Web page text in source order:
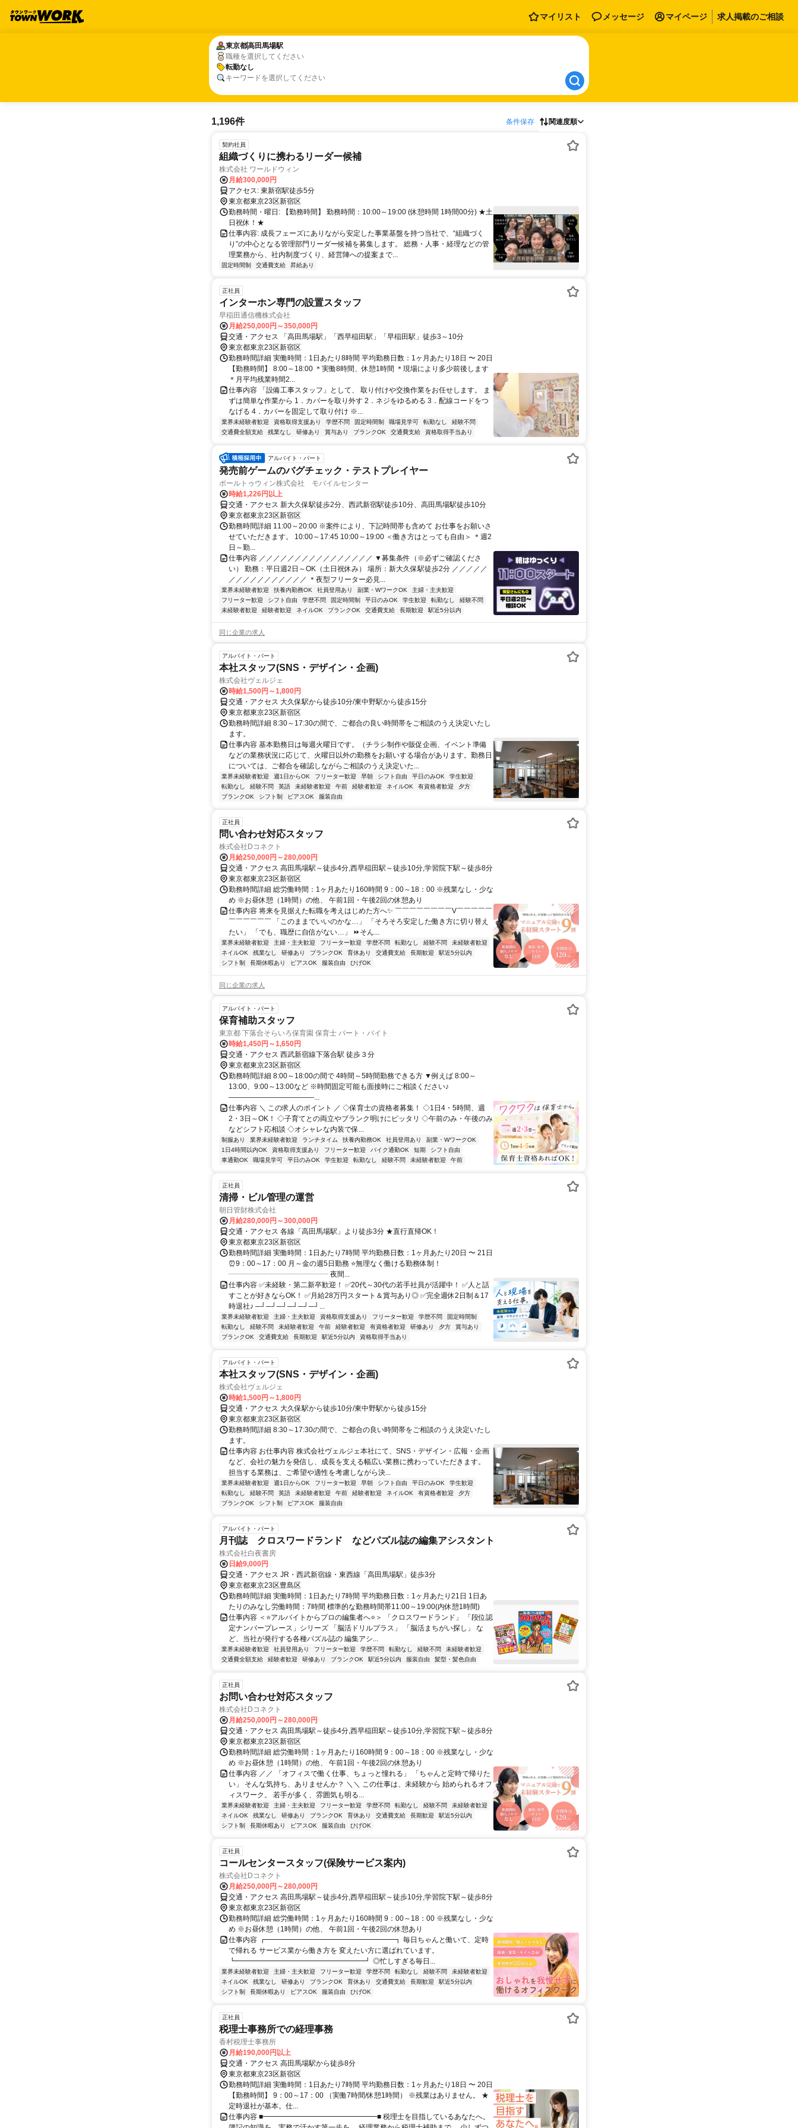
マイリスト メッセージ マイページ 求人掲載のご相談
東京都高田馬場駅
職種を選択してください
転勤なし
キーワードを選択してください
東京都高田馬場駅
転勤なし
1,196件 条件保存 関連度順
契約社員
組織づくりに携わるリーダー候補
株式会社 ワールドウィン
月給300,000円
アクセス: 東新宿駅徒歩5分
東京都東京23区新宿区
勤務時間・曜日: 【勤務時間】 勤務時間：10:00～19:00 (休憩時間 1時間00分) ★土
日祝休！★
仕事内容: 成長フェーズにありながら安定した事業基盤を持つ当社で、“組織づく
り”の中心となる管理部門リーダー候補を募集します。 総務・人事・経理などの管
理業務から、社内制度づくり、経営陣への提案まで...
固定時間制 交通費支給 昇給あり
正社員
インターホン専門の設置スタッフ
早稲田通信機株式会社
月給250,000円～350,000円
交通・アクセス 「高田馬場駅」「西早稲田駅」「早稲田駅」徒歩3～10分
東京都東京23区新宿区
勤務時間詳細 実働時間：1日あたり8時間 平均勤務日数：1ヶ月あたり18日 〜 20日
【勤務時間】 8:00～18:00 ＊実働8時間、休憩1時間 ＊現場により多少前後します
＊月平均残業時間2...
仕事内容 「設備工事スタッフ」として、 取り付けや交換作業をお任せします。 ま
ずは簡単な作業から 1．カバーを取り外す 2．ネジをゆるめる 3．配線コードをつ
なげる 4．カバーを固定して取り付け ※...
業界未経験者歓迎 資格取得支援あり 学歴不問 固定時間制 職場見学可 転勤なし
経験不問
交通費全額支給
残業なし 研修あり 賞与あり ブランクOK 交通費支給 資格取得手当あり
アルバイト・パート
発売前ゲームのバグチェック・テストプレイヤー
ポールトゥウィン株式会社 モバイルセンター
時給1,226円以上
交通・アクセス 新大久保駅徒歩2分、西武新宿駅徒歩10分、高田馬場駅徒歩10分
東京都東京23区新宿区
勤務時間詳細 11:00～20:00 ※案件により、下記時間帯も含めて お仕事をお願いさ
せていただきます。 10:00～17:45 10:00～19:00 ＜働き方はとっても自由＞ ＊週2
日～勤...
仕事内容 ／／／／／／／／／／／／／／／／ ▼募集条件（※必ずご確認くださ
い） 勤務：平日週2日～OK（土日祝休み） 場所：新大久保駅徒歩2分 ／／／／／
／／／／／／／／／／／ ＊夜型フリーター必見...
業界未経験者歓迎 扶養内勤務OK 社員登用あり 副業・WワークOK
主婦・主夫歓迎
フリーター歓迎
シフト自由 学歴不問 固定時間制 平日のみOK 学生歓迎 転勤なし
経験不問
未経験者歓迎
経験者歓迎 ネイルOK ブランクOK 交通費支給 長期歓迎 駅近5分以内
同じ企業の求人
アルバイト・パート
本社スタッフ(SNS・デザイン・企画)
株式会社ヴェルジェ
時給1,500円～1,800円
交通・アクセス 大久保駅から徒歩10分/東中野駅から徒歩15分
東京都東京23区新宿区
勤務時間詳細 8:30～17:30の間で、ご都合の良い時間帯をご相談のうえ決定いたし
ます。
仕事内容 基本勤務日は毎週火曜日です。（チラシ制作や販促企画、イベント準備
などの業務状況に応じて、火曜日以外の勤務をお願いする場合があります。勤務日
については、ご都合を確認しながらご相談のうえ決定いた...
業界未経験者歓迎 週1日からOK フリーター歓迎 早朝 シフト自由 平日のみOK
学生歓迎
転勤なし
経験不問 英語 未経験者歓迎 午前 経験者歓迎 ネイルOK 有資格者歓迎
夕方
ブランクOK
シフト制 ピアスOK 服装自由
正社員
問い合わせ対応スタッフ
株式会社Dコネクト
月給250,000円～280,000円
交通・アクセス 高田馬場駅～徒歩4分,西早稲田駅～徒歩10分,学習院下駅～徒歩8分
東京都東京23区新宿区
勤務時間詳細 総労働時間：1ヶ月あたり160時間 9：00～18：00 ※残業なし・少な
め ※お昼休憩（1時間）の他、 午前1回・午後2回の休憩あり
仕事内容 将来を見据えた転職を考えはじめた方へ✨ ￣￣￣￣￣￣￣￣V￣￣￣￣￣
￣￣￣￣￣￣ 「このままでいいのかな…」 「そろそろ安定した働き方に切り替え
たい」 「でも、職歴に自信がない…」 ⏩そん...
業界未経験者歓迎 主婦・主夫歓迎 フリーター歓迎 学歴不問 転勤なし 経験不問
未経験者歓迎
ネイルOK
残業なし 研修あり ブランクOK 育休あり 交通費支給 長期歓迎
駅近5分以内
シフト制
長期休暇あり ピアスOK 服装自由 ひげOK
同じ企業の求人
アルバイト・パート
保育補助スタッフ
東京都 下落合そらいろ保育園 保育士 パート・バイト
時給1,450円～1,650円
交通・アクセス 西武新宿線下落合駅 徒歩３分
東京都東京23区新宿区
勤務時間詳細 8:00～18:00の間で 4時間～5時間勤務できる方 ▼例えば 8:00～
13:00、9:00～13:00など ※時間固定可能も面接時にご相談ください♪
――――――――――――...
仕事内容 ＼ この求人のポイント ／ ◇保育士の資格者募集！ ◇1日4・5時間、週
2・3日～OK！ ◇子育てとの両立やブランク明けにピッタリ ◇午前のみ・午後のみ
などシフト応相談 ◇オシャレな内装で保...
制服あり 業界未経験者歓迎 ランチタイム 扶養内勤務OK 社員登用あり
副業・WワークOK
1日4時間以内OK
資格取得支援あり フリーター歓迎 バイク通勤OK 短期
シフト自由
車通勤OK
職場見学可 平日のみOK 学生歓迎 転勤なし 経験不問 未経験者歓迎 午前
正社員
清掃・ビル管理の運営
朝日管財株式会社
月給280,000円～300,000円
交通・アクセス 各線「高田馬場駅」より徒歩3分 ★直行直帰OK！
東京都東京23区新宿区
勤務時間詳細 実働時間：1日あたり7時間 平均勤務日数：1ヶ月あたり20日 〜 21日
⏰9：00～17：00 月～金の週5日勤務 ⭐無理なく働ける勤務体制！
┈┈┈┈┈┈┈┈┈┈┈┈┈┈ 夜間...
仕事内容 ✅未経験・第二新卒歓迎！ ✅20代～30代の若手社員が活躍中！ ✅人と話
すことが好きならOK！ ✅月給28万円スタート＆賞与あり◎ ✅完全週休2日制＆17
時退社♪ ─┘─┘─┘─┘─┘─┘...
業界未経験者歓迎 主婦・主夫歓迎 資格取得支援あり フリーター歓迎 学歴不問
固定時間制
転勤なし
経験不問 未経験者歓迎 午前 経験者歓迎 有資格者歓迎 研修あり 夕方
賞与あり
ブランクOK
交通費支給 長期歓迎 駅近5分以内 資格取得手当あり
アルバイト・パート
本社スタッフ(SNS・デザイン・企画)
株式会社ヴェルジェ
時給1,500円～1,800円
交通・アクセス 大久保駅から徒歩10分/東中野駅から徒歩15分
東京都東京23区新宿区
勤務時間詳細 8:30～17:30の間で、ご都合の良い時間帯をご相談のうえ決定いたし
ます。
仕事内容 お仕事内容 株式会社ヴェルジェ本社にて、SNS・デザイン・広報・企画
など、会社の魅力を発信し、成長を支える幅広い業務に携わっていただきます。
担当する業務は、ご希望や適性を考慮しながら決...
業界未経験者歓迎 週1日からOK フリーター歓迎 早朝 シフト自由 平日のみOK
学生歓迎
転勤なし
経験不問 英語 未経験者歓迎 午前 経験者歓迎 ネイルOK 有資格者歓迎
夕方
ブランクOK
シフト制 ピアスOK 服装自由
アルバイト・パート
月刊誌 クロスワードランド などパズル誌の編集アシスタント
株式会社白夜書房
日給9,000円
交通・アクセス JR・西武新宿線・東西線「高田馬場駅」徒歩3分
東京都東京23区豊島区
勤務時間詳細 実働時間：1日あたり7時間 平均勤務日数：1ヶ月あたり21日 1日あ
たりのみなし労働時間：7時間 標準的な勤務時間帯11:00～19:00(内休憩1時間)
仕事内容 ＜⭐アルバイトからプロの編集者へ⭐＞ 「クロスワードランド」 「段位認
定ナンバープレース」シリーズ 「脳活ドリルプラス」 「脳活まちがい探し」 な
ど、当社が発行する各種パズル誌の 編集アシ...
業界未経験者歓迎 社員登用あり フリーター歓迎 学歴不問 転勤なし 経験不問
未経験者歓迎
交通費全額支給
経験者歓迎 研修あり ブランクOK 駅近5分以内 服装自由 髪型・髪色自由
正社員
お問い合わせ対応スタッフ
株式会社Dコネクト
月給250,000円～280,000円
交通・アクセス 高田馬場駅～徒歩4分,西早稲田駅～徒歩10分,学習院下駅～徒歩8分
東京都東京23区新宿区
勤務時間詳細 総労働時間：1ヶ月あたり160時間 9：00～18：00 ※残業なし・少な
め ※お昼休憩（1時間）の他、 午前1回・午後2回の休憩あり
仕事内容 ／／ 「オフィスで働く仕事、ちょっと憧れる」 「ちゃんと定時で帰りた
い」 そんな気持ち、ありませんか？ ＼＼ この仕事は、未経験から 始められるオフ
ィスワーク。 若手が多く、雰囲気も明る...
業界未経験者歓迎 主婦・主夫歓迎 フリーター歓迎 学歴不問 転勤なし 経験不問
未経験者歓迎
ネイルOK
残業なし 研修あり ブランクOK 育休あり 交通費支給 長期歓迎
駅近5分以内
シフト制
長期休暇あり ピアスOK 服装自由 ひげOK
正社員
コールセンタースタッフ(保険サービス案内)
株式会社Dコネクト
月給250,000円～280,000円
交通・アクセス 高田馬場駅～徒歩4分,西早稲田駅～徒歩10分,学習院下駅～徒歩8分
東京都東京23区新宿区
勤務時間詳細 総労働時間：1ヶ月あたり160時間 9：00～18：00 ※残業なし・少な
め ※お昼休憩（1時間）の他、 午前1回・午後2回の休憩あり
仕事内容 ┏━━━━━━━━━━━━━━━━━━┓ 毎日ちゃんと働いて、定時
で帰れる サービス業から働き方を 変えたい方に選ばれています。
┗━━━━━━━━━━━━━━━━━━┛ ◎忙しすぎる毎日...
業界未経験者歓迎 主婦・主夫歓迎 フリーター歓迎 学歴不問 転勤なし 経験不問
未経験者歓迎
ネイルOK
残業なし 研修あり ブランクOK 育休あり 交通費支給 長期歓迎
駅近5分以内
シフト制
長期休暇あり ピアスOK 服装自由 ひげOK
正社員
税理士事務所での経理事務
香村税理士事務所
月給190,000円以上
交通・アクセス 高田馬場駅から徒歩8分
東京都東京23区新宿区
勤務時間詳細 実働時間：1日あたり7時間 平均勤務日数：1ヶ月あたり18日 〜 20日
【勤務時間】 9：00～17：00 （実働7時間/休憩1時間） ※残業はありません。 ★
定時退社が基本。仕...
仕事内容 ■━━━━━━━━━━━━━━━━■ 税理士を目指しているあなたへ。